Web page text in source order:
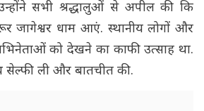
सभी श्रद्धालुओं से अपील की कि
जागेश्वर धाम आएं. स्थानीय लोगों और
को देखने का काफी उत्साह था.
ली और बातचीत की.